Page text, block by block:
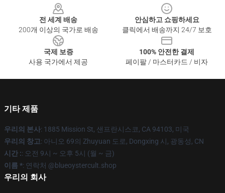
전 세계 배송
200개 이상의 국가로 배송
안심하고 쇼핑하세요
클릭에서 배송까지 24/7 보호
국제 보증
사용 국가에서 제공
100% 안전한 결제
페이팔 / 마스터카드 / 비자
기타 제품
우리의 본사: 1885 Mission St, 샌프란시스코, CA 94103, 미국
우리의 창고: 아니오 69의 Zhuyuan 도로, Dongxing 시, 광동성, CN
시간 :: 오전 9시 ~ 오후 5시 (월 ~ 금)
이름 *: 연락처 @blueoystercult.shop
우리의 회사